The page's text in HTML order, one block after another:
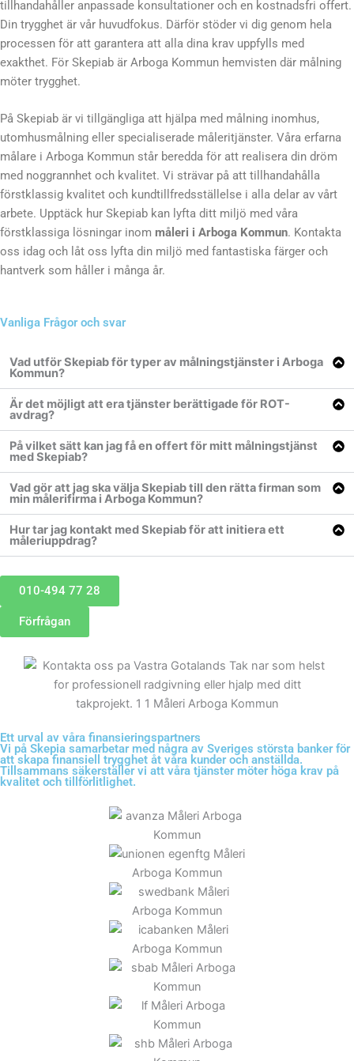
tillhandahåller anpassade konsultationer och en kostnadsfri offert.
Din trygghet är vår huvudfokus. Därför stöder vi dig genom hela
processen för att garantera att alla dina krav uppfylls med
exakthet. För Skepiab är Arboga Kommun hemvisten där målning
möter trygghet.
På Skepiab är vi tillgängliga att hjälpa med målning inomhus,
utomhusmålning eller specialiserade måleritjänster. Våra erfarna
målare i Arboga Kommun står beredda för att realisera din dröm
med noggrannhet och kvalitet. Vi strävar på att tillhandahålla
förstklassig kvalitet och kundtillfredsställelse i alla delar av vårt
arbete. Upptäck hur Skepiab kan lyfta ditt miljö med våra
förstklassiga lösningar inom måleri i Arboga Kommun. Kontakta
oss idag och låt oss lyfta din miljö med fantastiska färger och
hantverk som håller i många år.
Vanliga Frågor och svar
Vad utför Skepiab för typer av målningstjänster i Arboga
Kommun?
Är det möjligt att era tjänster berättigade för ROT-
avdrag?
På vilket sätt kan jag få en offert för mitt målningstjänst
med Skepiab?
Vad gör att jag ska välja Skepiab till den rätta firman som
min målerifirma i Arboga Kommun?
Hur tar jag kontakt med Skepiab för att initiera ett
måleriuppdrag?
010-494 77 28
Förfrågan
Ett urval av våra finansieringspartners
Vi på Skepia samarbetar med några av Sveriges största banker för
att skapa finansiell trygghet åt våra kunder och anställda.
Tillsammans säkerställer vi att våra tjänster möter höga krav på
kvalitet och tillförlitlighet.